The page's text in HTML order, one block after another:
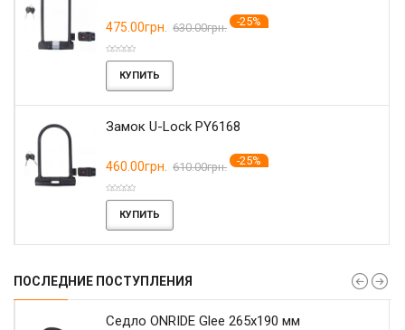
475.00грн. 630.00грн. -25%
КУПИТЬ
Замок U-Lock PY6168
460.00грн. 610.00грн. -25%
КУПИТЬ
ПОСЛЕДНИЕ ПОСТУПЛЕНИЯ
Седло ONRIDE Glee 265x190 мм